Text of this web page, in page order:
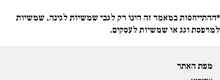
*ההתייחסות במאמר זה הינו רק לגבי שמשיות לגינה, שמשיות
למרפסת וגג או שמשיות לעסקים.
מפת האתר